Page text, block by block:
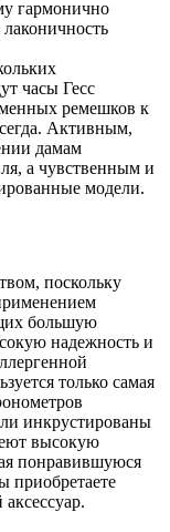
гармонично
лаконичность
часы Гесс
ремешков к
Активным,
дамам
а чувственным и
модели.
поскольку
большую
надежность и
только самая
инкрустированы
высокую
понравившуюся
приобретаете